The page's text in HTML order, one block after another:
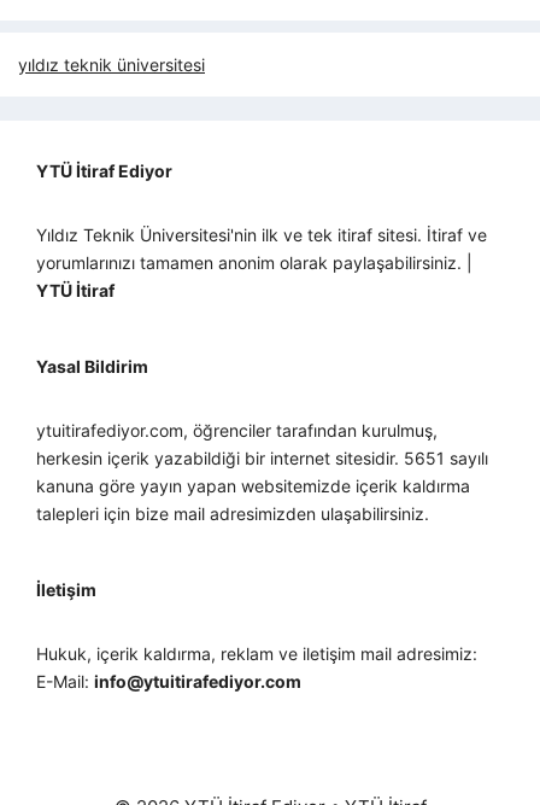
yıldız teknik üniversitesi
YTÜ İtiraf Ediyor
Yıldız Teknik Üniversitesi'nin ilk ve tek itiraf sitesi. İtiraf ve
yorumlarınızı tamamen anonim olarak paylaşabilirsiniz. |
YTÜ İtiraf
Yasal Bildirim
ytuitirafediyor.com, öğrenciler tarafından kurulmuş,
herkesin içerik yazabildiği bir internet sitesidir. 5651 sayılı
kanuna göre yayın yapan websitemizde içerik kaldırma
talepleri için bize mail adresimizden ulaşabilirsiniz.
İletişim
Hukuk, içerik kaldırma, reklam ve iletişim mail adresimiz:
E-Mail: info@ytuitirafediyor.com